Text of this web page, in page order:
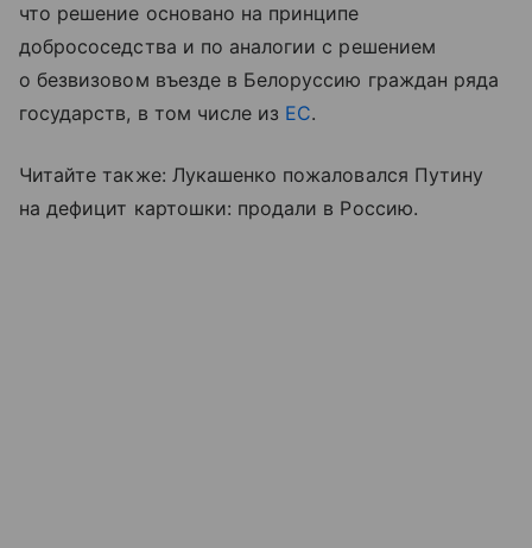
что решение основано на принципе
добрососедства и по аналогии с решением
о безвизовом въезде в Белоруссию граждан ряда
государств, в том числе из ЕС.
Читайте также: Лукашенко пожаловался Путину
на дефицит картошки: продали в Россию.